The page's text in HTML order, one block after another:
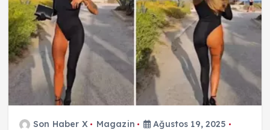
Son Haber X Magazin
Ağustos 19, 2025